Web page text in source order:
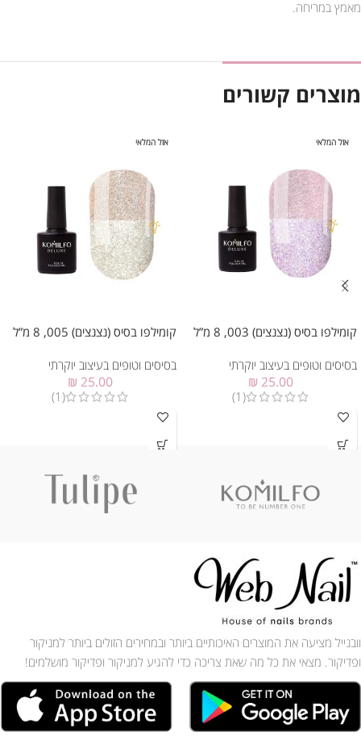
מאמץ במריחה.
מוצרים קשורים
אזל המלאי
קומילפו בסיס (נצנצים) 003, 8 מ”ל
בסיסים וטופים בעיצוב יוקרתי
₪ 25.00
(1)
אזל המלאי
קומילפו בסיס (נצנצים) 005, 8 מ”ל
בסיסים וטופים בעיצוב יוקרתי
₪ 25.00
(1)
וובנייל מציעה את המוצרים האיכותיים ביותר ובמחירים הזולים ביותר למניקור
ופדיקור. מצאי את כל מה שאת צריכה כדי להגיע למניקור ופדיקור מושלמים!